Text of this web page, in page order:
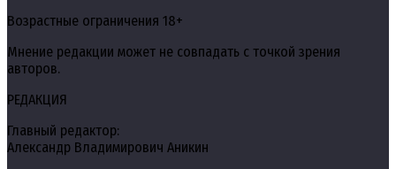
Возрастные ограничения 18+
Мнение редакции может не совпадать с точкой зрения
авторов.
РЕДАКЦИЯ
Главный редактор:
Александр Владимирович Аникин